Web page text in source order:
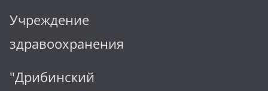
Учреждение
здравоохранения
"Дрибинский